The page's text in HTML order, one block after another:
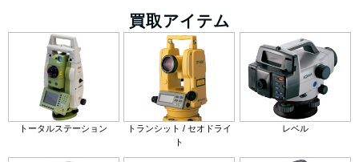
買取アイテム
トータルステーション
トランシット / セオドライ
ト
レベル